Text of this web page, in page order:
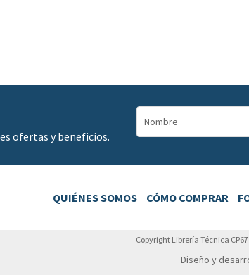
ofertas y beneficios.
QUIÉNES SOMOS CÓMO COMPRAR
Copyright Librería Técnica
Diseño y